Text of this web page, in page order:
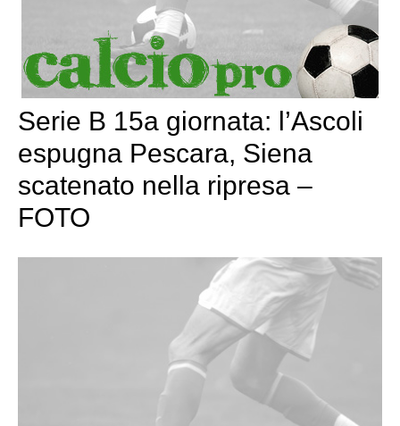
Serie B 15a giornata: l’Ascoli
espugna Pescara, Siena
scatenato nella ripresa –
FOTO